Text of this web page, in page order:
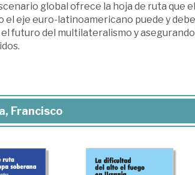
global ofrece la hoja de ruta que
eje euro-latinoamericano puede y
futuro del multilateralismo y
Francisco